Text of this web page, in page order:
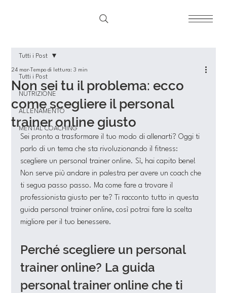
Tutti i Post
NUTRIZIONE
ALLENAMENTO
MENTAL COACHING
Tutti i Post
Non sei tu il problema: ecco
come scegliere il personal
trainer online giusto
24 mar Tempo di lettura: 3 min
Sei pronto a trasformare il tuo modo di allenarti? Oggi ti
parlo di un tema che sta rivoluzionando il fitness:
scegliere un personal trainer online. Sì, hai capito bene!
Non serve più andare in palestra per avere un coach che
ti segua passo passo. Ma come fare a trovare il
professionista giusto per te? Ti racconto tutto in questa
guida personal trainer online, così potrai fare la scelta
migliore per il tuo benessere.
Perché scegliere un personal
trainer online? La guida
personal trainer online che ti